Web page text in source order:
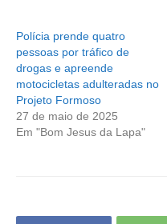
Polícia prende quatro
pessoas por tráfico de
drogas e apreende
motocicletas adulteradas no
Projeto Formoso
27 de maio de 2025
Em "Bom Jesus da Lapa"